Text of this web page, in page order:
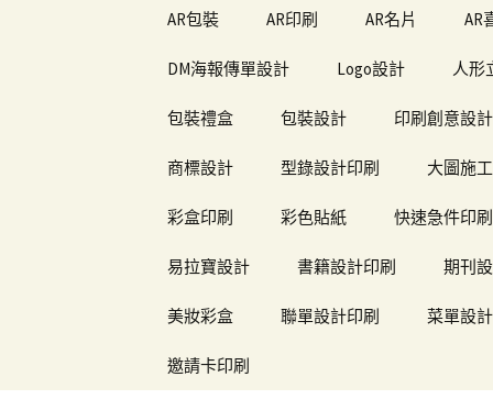
AR包裝 AR印刷 AR名片 AR
DM海報傳單設計 Logo設計 人形
包裝禮盒 包裝設計 印刷創意設計
商標設計 型錄設計印刷 大圖施工
彩盒印刷 彩色貼紙 快速急件印刷
易拉寶設計 書籍設計印刷 期刊
美妝彩盒 聯單設計印刷 菜單設
邀請卡印刷